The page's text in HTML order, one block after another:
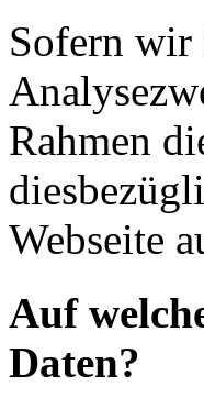
Sofern wir
Rahmen
Webseite
Auf
Daten?